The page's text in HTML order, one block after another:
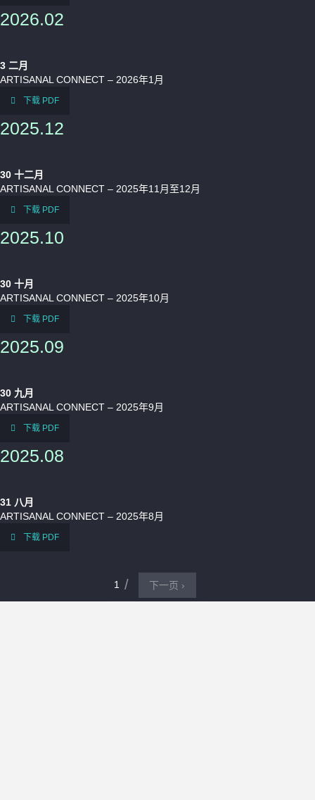
2026.02
3 二月
ARTISANAL CONNECT – 2026年1月
下载 PDF
2025.12
30 十二月
ARTISANAL CONNECT – 2025年11月至12月
下载 PDF
2025.10
30 十月
ARTISANAL CONNECT – 2025年10月
下载 PDF
2025.09
30 九月
ARTISANAL CONNECT – 2025年9月
下载 PDF
2025.08
31 八月
ARTISANAL CONNECT – 2025年8月
下载 PDF
1 下一页 ›